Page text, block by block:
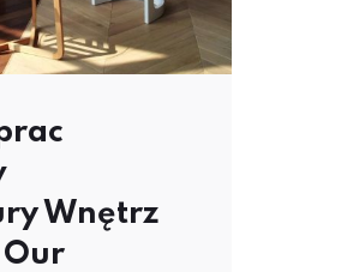
Wnętrz
Our